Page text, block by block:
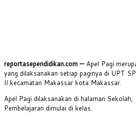
reportasependidikan.com — Apel Pagi
yang dilaksanakan setiap paginya di UPT
II kecamatan Makassar kota Makassar.
Apel Pagi dilaksanakan di halaman
Pembelajaran dimulai di kelas.